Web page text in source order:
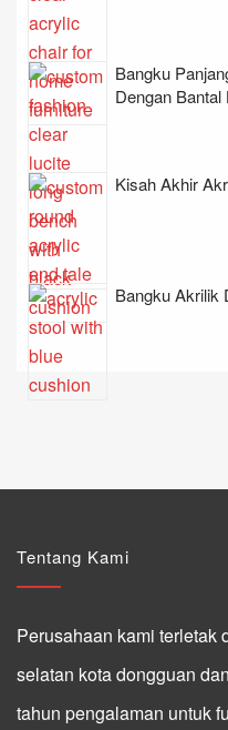
Bangku
Dengan Bantal
Kisah Akhir
Bangku Akrilik
Tentang Kami
Perusahaan kami terletak
selatan kota dongguan
tahun pengalaman untuk